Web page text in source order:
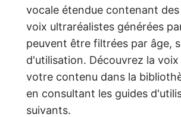
vocale étendue contenant
voix ultraréalistes générées
peuvent être filtrées par âge,
d'utilisation. Découvrez la voix
votre contenu dans la
en consultant les guides
suivants.